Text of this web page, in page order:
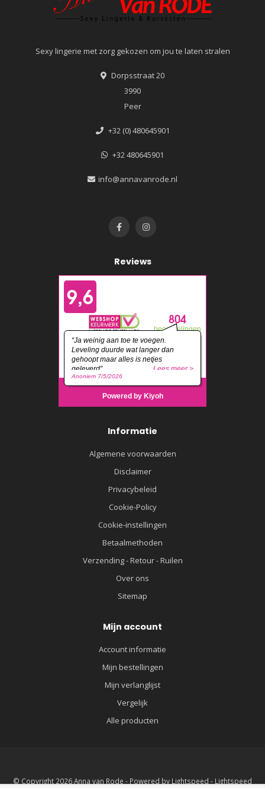
Sexy lingerie met zorg gekozen om jou te laten stralen
Dorpsstraat 20
3990
Peer
+32 (0) 480645901
+32 480645901
info@annavanrode.nl
Reviews
Informatie
Algemene voorwaarden
Disclaimer
Privacybeleid
Cookie-Policy
Cookie-instellingen
Betaalmethoden
Verzending - Retour - Ruilen
Over ons
Sitemap
Mijn account
Account informatie
Mijn bestellingen
Mijn verlanglijst
Vergelijk
Alle producten
© Copyright 2026 Anna van Rode - Powered by Lightspeed - Lightspeed